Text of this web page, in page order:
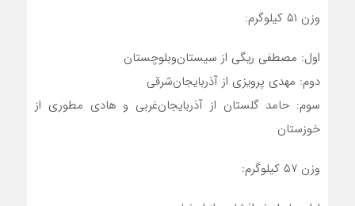
وزن ۵۱ کیلوگرم:
اول: مصطفی ریگی از سیستان‌‌وبلوچستان
دوم: مهدی پرویزی از آذربایجان‌شرقی
سوم: حامد گلستان از آذربایجان‌غربی و هادی مطوری‌ از
خوزستان
وزن ۵۷ کیلوگرم: